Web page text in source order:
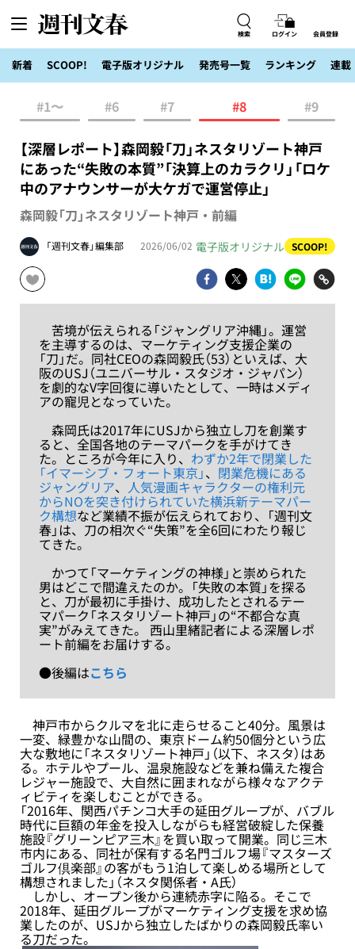
検索 ログイン 会員登録
新着 SCOOP! 電子版オリジナル 発売号一覧 ランキング 連載
#1〜 #6 #7 #8 #9
【深層レポート】森岡毅「刀」ネスタリゾート神戸
にあった“失敗の本質”「決算上のカラクリ」「ロケ
中のアナウンサーが大ケガで運営停止」
森岡毅「刀」ネスタリゾート神戸・前編
「週刊文春」編集部 2026/06/02 電子版オリジナル SCOOP!
苦境が伝えられる「ジャングリア沖縄」。運営
を主導するのは、マーケティング支援企業の
「刀」だ。同社CEOの森岡毅氏（53）といえば、大
阪のUSJ（ユニバーサル・スタジオ・ジャパン）
を劇的なV字回復に導いたとして、一時はメディ
アの寵児となっていた。
森岡氏は2017年にUSJから独立し刀を創業す
ると、全国各地のテーマパークを手がけてき
た。ところが今年に入り、 わずか2年で閉業した
「イマーシブ・フォート東京」、 閉業危機にある
ジャングリア、 人気漫画キャラクターの権利元
からNOを突き付けられていた横浜新テーマパー
ク構想など業績不振が伝えられており、「週刊文
春」は、刀の相次ぐ“失策”を全6回にわたり報じ
てきた。
かつて「マーケティングの神様」と崇められた
男はどこで間違えたのか。「失敗の本質」を探る
と、刀が最初に手掛け、成功したとされるテー
マパーク「ネスタリゾート神戸」の“不都合な真
実”がみえてきた。 西山里緒記者による深層レポ
ート前編をお届けする。
●後編はこちら
神戸市からクルマを北に走らせること40分。風景は
一変、緑豊かな山間の、東京ドーム約50個分という広
大な敷地に「ネスタリゾート神戸」（以下、ネスタ）はあ
る。ホテルやプール、温泉施設などを兼ね備えた複合
レジャー施設で、大自然に囲まれながら様々なアクテ
ィビティを楽しむことができる。
「2016年、関西パチンコ大手の延田グループが、バブル
時代に巨額の年金を投入しながらも経営破綻した保養
施設『グリーンピア三木』を買い取って開業。同じ三木
市内にある、同社が保有する名門ゴルフ場『マスターズ
ゴルフ倶楽部』の客がもう1泊して楽しめる場所として
構想されました」（ネスタ関係者・A氏）
しかし、オープン後から連続赤字に陥る。そこで
2018年、延田グループがマーケティング支援を求め協
業したのが、USJから独立したばかりの森岡毅氏率い
る刀だった。